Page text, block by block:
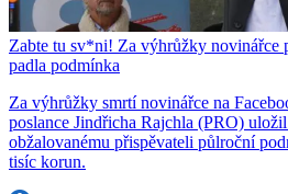
Zabte tu sv*ni! Za výhrůžky novinářce
padla podmínka
Za výhrůžky smrtí novinářce na
poslance Jindřicha Rajchla (PRO)
obžalovanému přispěvateli půlroční
tisíc korun.